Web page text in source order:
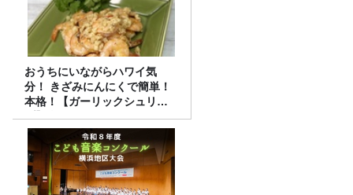
おうちにいながらハワイ気
分！ きざみにんにくで簡単！
本格！【ガーリックシュリン
プ】 桃屋のかんたんレシピ